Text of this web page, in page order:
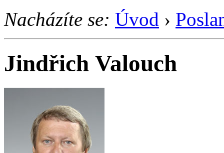
Nacházíte se: Úvod ›
Jindřich Valouch